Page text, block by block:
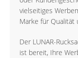
vielseitiges
Marke für Qualität
Der LUNAR-
ist bereit, Ihre